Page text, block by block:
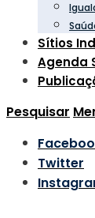
Sítios
Agenda
Pesquisar
Twitter